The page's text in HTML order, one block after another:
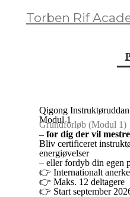
Torben Rif
Qigong
Modul 1
Grundforløb (Modul 1)
– for dig der vil
Bliv certificeret
energiøvelser
– eller fordyb din egen
👉 Internationalt
👉 Maks. 12 deltagere
👉 Start september